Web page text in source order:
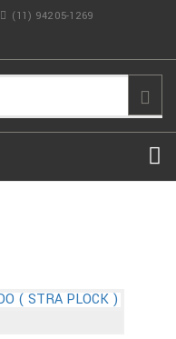
(11) 94205-1269